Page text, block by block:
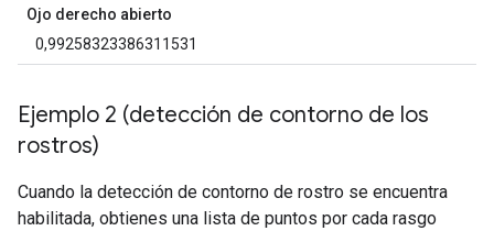
Ojo derecho abierto
0,99258323386311531
Ejemplo 2 (detección de contorno de los
rostros)
Cuando la detección de contorno de rostro se encuentra
habilitada, obtienes una lista de puntos por cada rasgo